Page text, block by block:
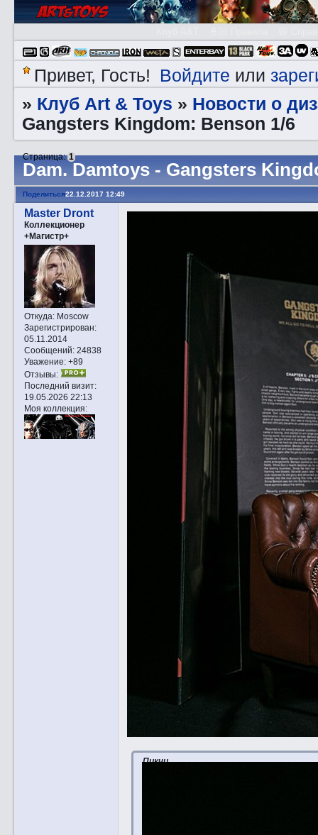
Привет, Гость! Войдите или
» Клуб Art & Toys » Новости о
Gangsters Kingdom: Benson 1/6
Dаm. Damtoys - Gangsters
Страница:1
Поделиться22.12.2017 12:49
Master Dront
Коллекционер
+Магистр+
Откуда:Moscow
Зарегистрирован:
05.11.2014
Сообщений:24838
Уважение: +89
Отзывы:
Последний визит:
19.05.2026 22:13
Моя коллекция:
Пикчи